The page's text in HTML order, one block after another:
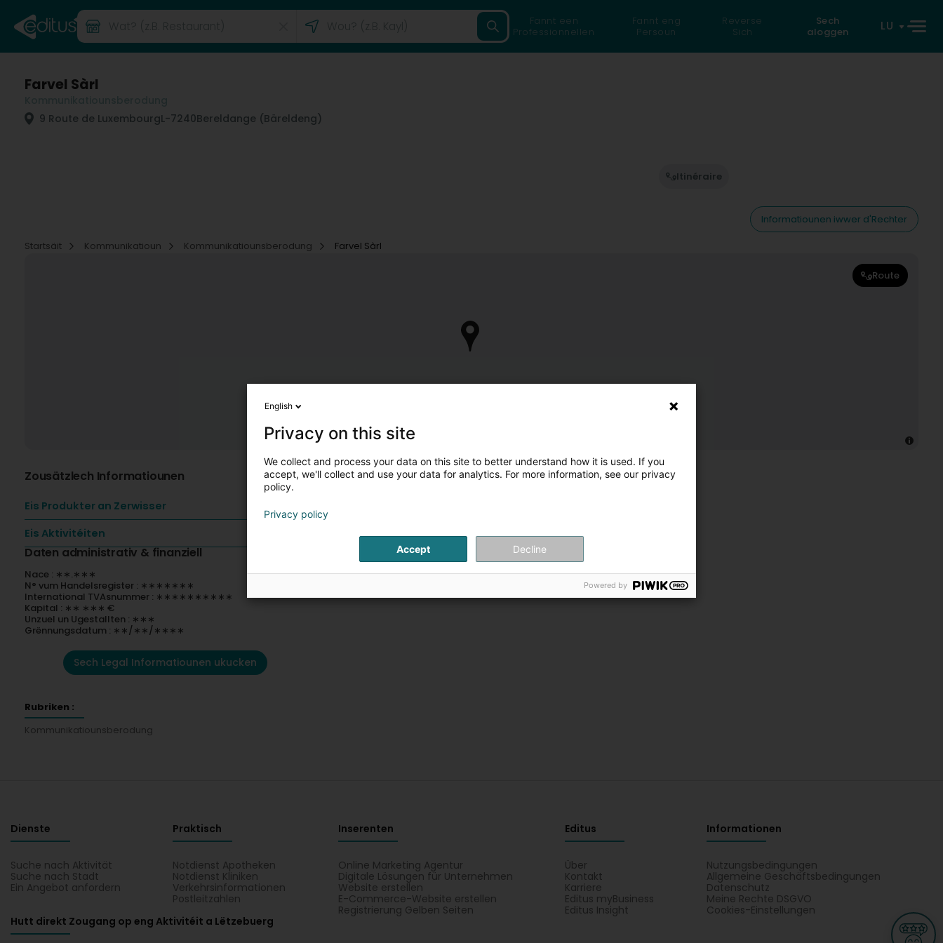
Fannt een
Professionnellen
Fannt eng
Persoun
Reverse
Sich
Sech
aloggen
LU
Farvel Sàrl
9 Route de LuxembourgL-7240Bereldange (Bäreldeng)
Itinéraire
Informatiounen iwwer d'Rechter
Startsäit
Kommunikatioun Kommunikatiounsberodung Farvel Sàrl
Route
Zousätzlech Informatiounen
Eis Produkter an Zerwisser
Eis Aktivitéiten
Daten administrativ & finanziell
Nace : ∗∗.∗∗∗
N° vum Handelsregister : ∗∗∗∗∗∗∗
International TVAsnummer : ∗∗∗∗∗∗∗∗∗∗
Kapital : ∗∗ ∗∗∗ €
Unzuel un Ugestallten : ∗∗∗
Grënnungsdatum : ∗∗/∗∗/∗∗∗∗
Sech Legal Informatiounen ukucken
Rubriken :
Kommunikatiounsberodung
Dienste
Suche nach Aktivität
Suche nach Stadt
Ein Angebot anfordern
Praktisch
Notdienst Apotheken
Notdienst Kliniken
Verkehrsinformationen
Postleitzahlen
Inserenten
Online Marketing Agentur
Digitale Lösungen für Unternehmen
Website erstellen
E-Commerce-Website erstellen
Registrierung Gelben Seiten
Editus
Über
Kontakt
Karriere
Editus myBusiness
Editus Insight
Informationen
Nutzungsbedingungen
Allgemeine Geschäftsbedingungen
Datenschutz
Meine Rechte DSGVO
Cookies-Einstellungen
Hutt direkt Zougang op eng Aktivitéit a Lëtzebuerg
English
Privacy on this site
We collect and process your data on this site to better understand how it is used. If you
accept, we'll collect and use your data for analytics. For more information, see our privacy
policy.
Privacy policy
Accept Decline
Powered by